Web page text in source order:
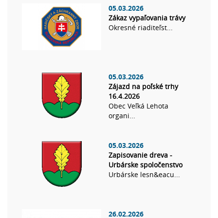
05.03.2026
Zákaz vypaľovania trávy
Okresné riaditeľst...
05.03.2026
Zájazd na poľské trhy
16.4.2026
Obec Veľká Lehota
organi...
05.03.2026
Zapisovanie dreva -
Urbárske spoločenstvo
Urbárske lesn&eacu...
26.02.2026